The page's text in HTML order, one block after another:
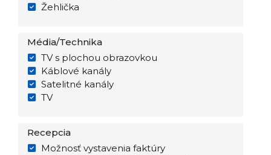
Žehlička
Média/Technika
TV s plochou obrazovkou
Káblové kanály
Satelitné kanály
TV
Recepcia
Možnosť vystavenia faktúry